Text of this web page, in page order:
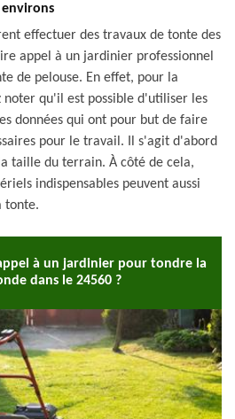
environs
effectuer des travaux de tonte des
appel à un jardinier professionnel
de pelouse. En effet, pour la
qu'il est possible d'utiliser les
données qui ont pour but de faire
pour le travail. Il s'agit d'abord
taille du terrain. À côté de cela,
indispensables peuvent aussi
tonte.
à un jardinier pour tondre la
dans le 24560 ?